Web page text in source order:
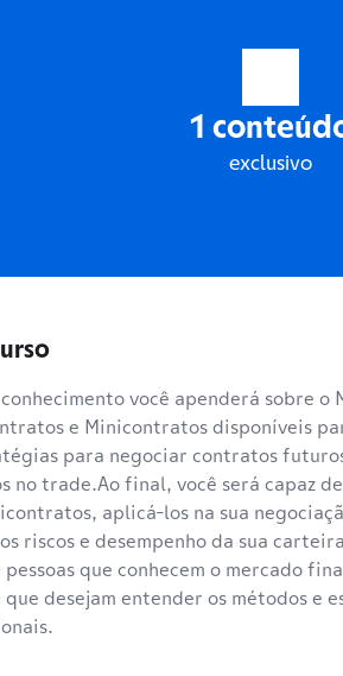
1
exclusivo
você apenderá sobre o
e Minicontratos disponíveis
para negociar contratos
no trade.Ao final, você será capaz
aplicá-los na sua
riscos e desempenho da sua
que conhecem o mercado
desejam entender os métodos e